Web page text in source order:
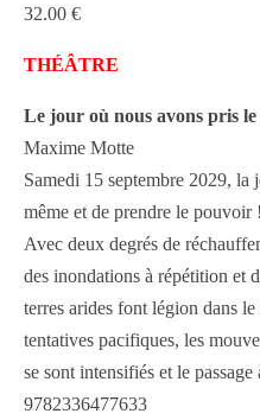
32.00 €
THÉÂTRE
Le jour où nous avons pris
Maxime Motte
Samedi 15 septembre 2029, la
même et de prendre le pouvoir !
Avec deux degrés de
des inondations à répétition et
terres arides font légion dans
tentatives pacifiques, les
se sont intensifiés et le
9782336477633